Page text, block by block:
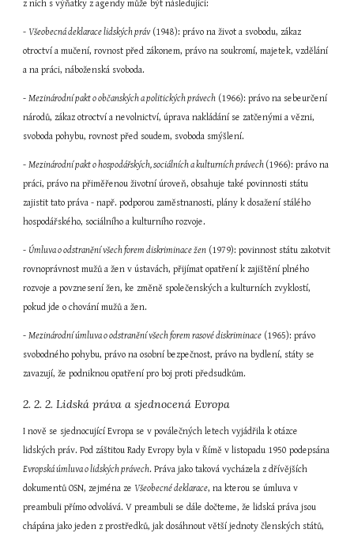
z nich s výňatky z agendy může být následující:
- Všeobecná deklarace lidských práv (1948): právo na život a svobodu, zákaz
otroctví a mučení, rovnost před zákonem, právo na soukromí, majetek, vzdělání
a na práci, náboženská svoboda.
- Mezinárodní pakt o občanských a politických právech (1966): právo na sebeurčení
národů, zákaz otroctví a nevolnictví, úprava nakládání se zatčenými a vězni,
svoboda pohybu, rovnost před soudem, svoboda smýšlení.
- Mezinárodní pakt o hospodářských, sociálních a kulturních právech (1966): právo na
práci, právo na přiměřenou životní úroveň, obsahuje také povinnosti státu
zajistit tato práva - např. podporou zaměstnanosti, plány k dosažení stálého
hospodářského, sociálního a kulturního rozvoje.
- Úmluva o odstranění všech forem diskriminace žen (1979): povinnost státu zakotvit
rovnoprávnost mužů a žen v ústavách, přijímat opatření k zajištění plného
rozvoje a povznesení žen, ke změně společenských a kulturních zvyklostí,
pokud jde o chování mužů a žen.
- Mezinárodní úmluva o odstranění všech forem rasové diskriminace (1965): právo
svobodného pohybu, právo na osobní bezpečnost, právo na bydlení, státy se
zavazují, že podniknou opatření pro boj proti předsudkům.
2. 2. 2. Lidská práva a sjednocená Evropa
I nově se sjednocující Evropa se v poválečných letech vyjádřila k otázce
Evropská úmluva o lidských právech. Práva jako taková vycházela z dřívějších
dokumentů OSN, zejména ze Všeobecné deklarace, na kterou se úmluva v
preambuli přímo odvolává. V preambuli se dále dočteme, že lidská práva jsou
chápána jako jeden z prostředků, jak dosáhnout větší jednoty členských států,